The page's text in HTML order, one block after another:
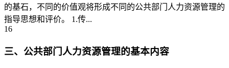
的基石，不同的价值观将形成不同的公共部门人力资源管理的
指导思想和评价。 1.传...
16
三、公共部门人力资源管理的基本内容